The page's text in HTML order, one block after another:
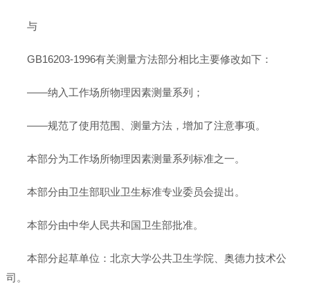
与
GB16203-1996有关测量方法部分相比主要修改如下：
——纳入工作场所物理因素测量系列；
——规范了使用范围、测量方法，增加了注意事项。
本部分为工作场所物理因素测量系列标准之一。
本部分由卫生部职业卫生标准专业委员会提出。
本部分由中华人民共和国卫生部批准。
本部分起草单位：北京大学公共卫生学院、奥德力技术公
司。